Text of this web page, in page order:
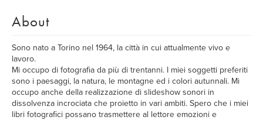
About
Sono nato a Torino nel 1964, la città in cui attualmente vivo e
lavoro.
Mi occupo di fotografia da più di trentanni. I miei soggetti preferiti
sono i paesaggi, la natura, le montagne ed i colori autunnali. Mi
occupo anche della realizzazione di slideshow sonori in
dissolvenza incrociata che proietto in vari ambiti. Spero che i miei
libri fotografici possano trasmettere al lettore emozioni e